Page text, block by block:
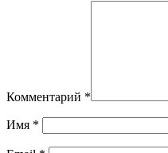
Комментарий *
Имя *